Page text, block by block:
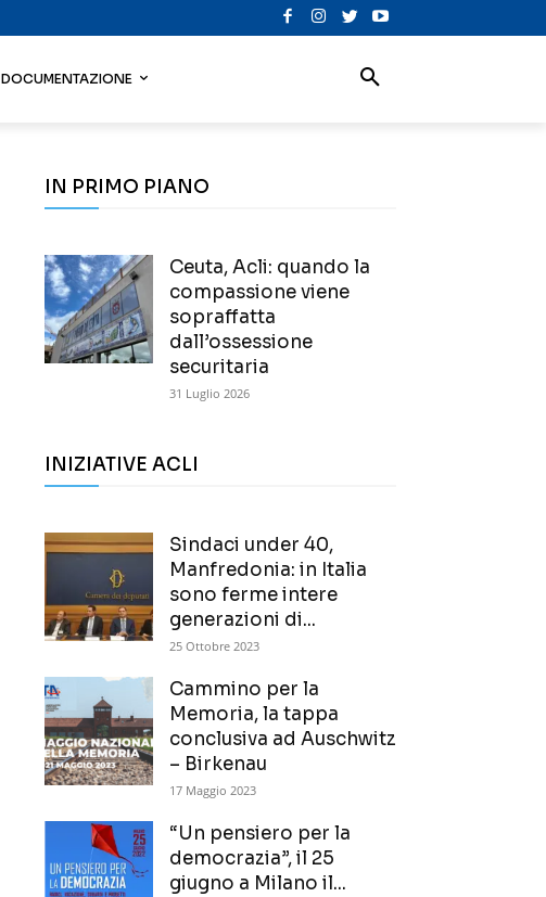
DOCUMENTAZIONE
IN PRIMO PIANO
Ceuta, Acli: quando la
compassione viene
sopraffatta
dall’ossessione
securitaria
31 Luglio 2026
INIZIATIVE ACLI
Sindaci under 40,
Manfredonia: in Italia
sono ferme intere
generazioni di...
25 Ottobre 2023
Cammino per la
Memoria, la tappa
conclusiva ad Auschwitz
– Birkenau
17 Maggio 2023
“Un pensiero per la
democrazia”, il 25
giugno a Milano il...